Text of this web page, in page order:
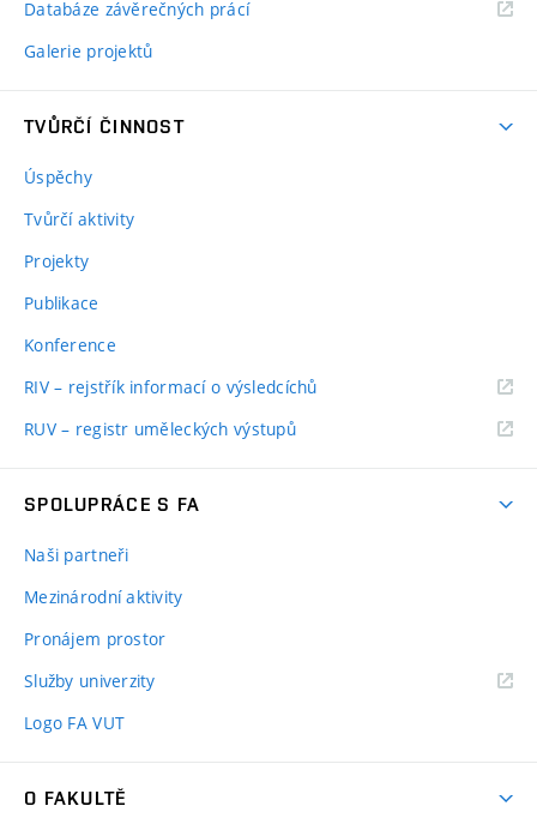
Databáze závěrečných prácí
Galerie projektů
TVŮRČÍ ČINNOST
Úspěchy
Tvůrčí aktivity
Projekty
Publikace
Konference
RIV – rejstřík informací o výsledcíchů
RUV – registr uměleckých výstupů
SPOLUPRÁCE S FA
Naši partneři
Mezinárodní aktivity
Pronájem prostor
Služby univerzity
Logo FA VUT
O FAKULTĚ